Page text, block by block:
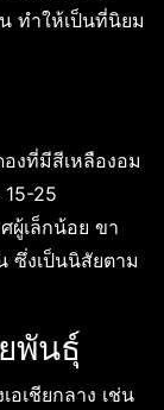
ทำให้เป็นที่นิยม
งที่มีสีเหลืองอม
25
ผู้เล็กน้อย ขา
ซึ่งเป็นนิสัยตาม
พันธุ์
อเชียกลาง เช่น